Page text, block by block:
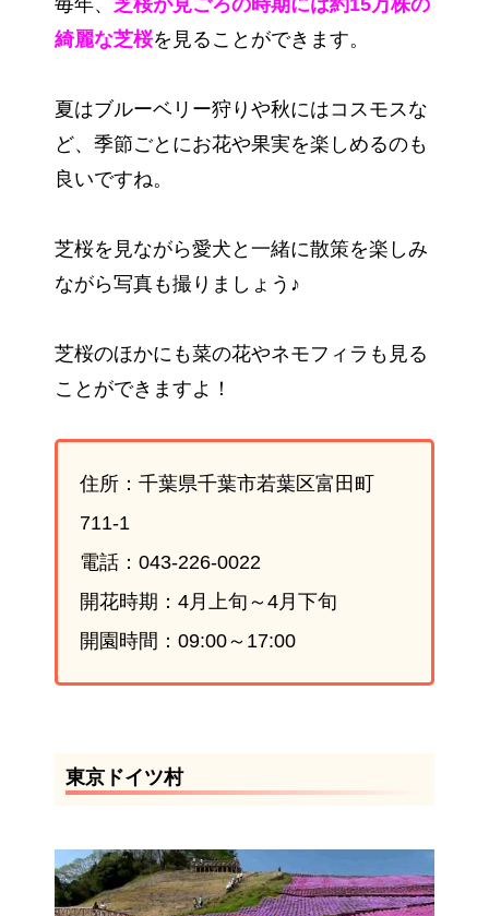
綺麗な芝桜を見ることができます。
夏はブルーベリー狩りや秋にはコスモスな
ど、季節ごとにお花や果実を楽しめるのも
良いですね。
芝桜を見ながら愛犬と一緒に散策を楽しみ
ながら写真も撮りましょう♪
芝桜のほかにも菜の花やネモフィラも見る
ことができますよ！
住所：千葉県千葉市若葉区富田町
711-1
電話：043-226-0022
開花時期：4月上旬～4月下旬
開園時間：09:00～17:00
東京ドイツ村